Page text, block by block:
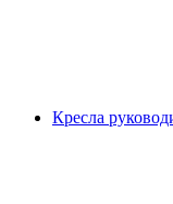
Кресла